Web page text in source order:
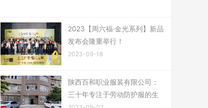
2023【周六福·金光系列】新品
发布会隆重举行！
2023-09-18
陕西百和职业服装有限公司：
三十年专注于劳动防护服的生